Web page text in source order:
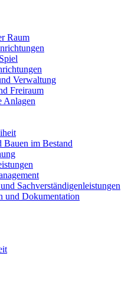
Raum
Verwaltung
Freiraum
Anlagen
Bauen im Bestand
Sachverständigenleistungen
und Dokumentation